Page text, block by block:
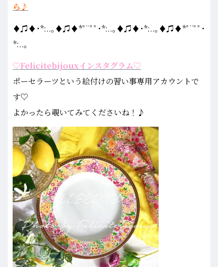
ら♪
♦♫♦･*:..｡♦♫♦*ﾟ¨ﾟﾟ･*:..｡♦♫♦･*:..｡♦♫♦*ﾟ¨ﾟﾟ･
*:..｡
♡Felicitebijouxインスタグラム♡
ポーセラーツという絵付けの習い事専用アカウントで
す♡
よかったら覗いてみてくださいね！♪